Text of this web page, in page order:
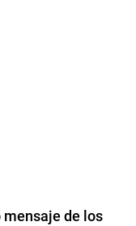
mensaje de los